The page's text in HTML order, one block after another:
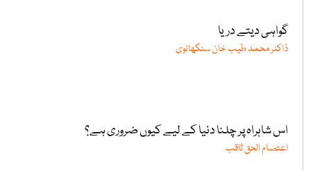
گواہی دیتے دریا
ڈاکٹر محمد طیب خان سنگھانوی
اس شاہراہ پر چلنا دنیا کے لیے کیوں ضروری ہے؟
اعتصام الحق ثاقب